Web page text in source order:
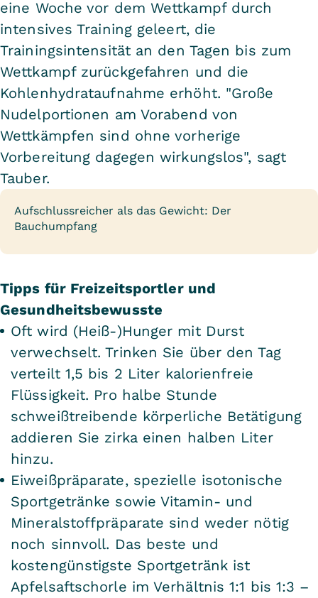
eine Woche vor dem Wettkampf durch
intensives Training geleert, die
Trainingsintensität an den Tagen bis zum
Wettkampf zurückgefahren und die
Kohlenhydrataufnahme erhöht. "Große
Nudelportionen am Vorabend von
Wettkämpfen sind ohne vorherige
Vorbereitung dagegen wirkungslos", sagt
Tauber.
Aufschlussreicher als das Gewicht: Der
Bauchumpfang
Tipps für Freizeitsportler und
Gesundheitsbewusste
Oft wird (Heiß-)Hunger mit Durst
verwechselt. Trinken Sie über den Tag
verteilt 1,5 bis 2 Liter kalorienfreie
Flüssigkeit. Pro halbe Stunde
schweißtreibende körperliche Betätigung
addieren Sie zirka einen halben Liter
hinzu.
Eiweißpräparate, spezielle isotonische
Sportgetränke sowie Vitamin- und
Mineralstoffpräparate sind weder nötig
noch sinnvoll. Das beste und
kostengünstigste Sportgetränk ist
Apfelsaftschorle im Verhältnis 1:1 bis 1:3 –